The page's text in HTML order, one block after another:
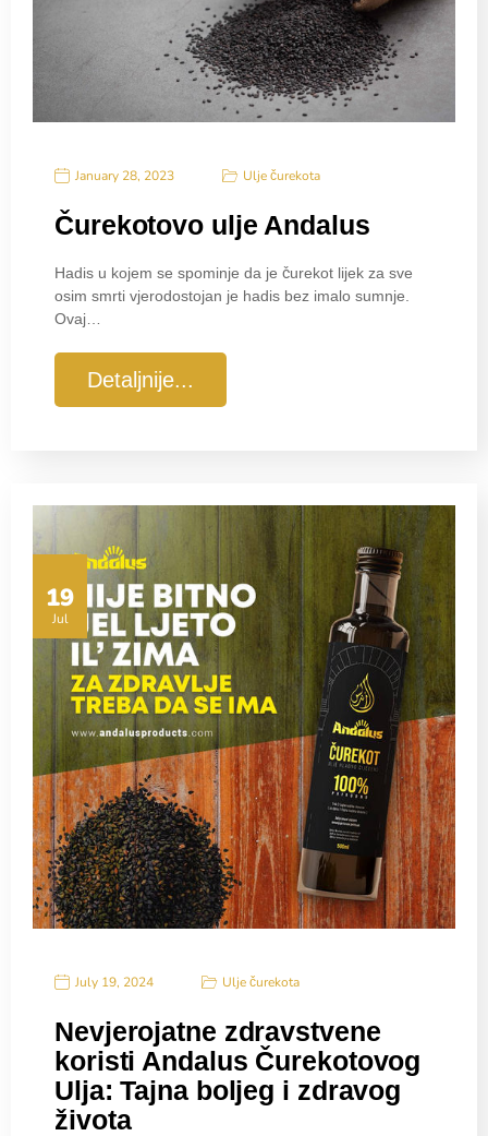
January 28, 2023 Ulje čurekota
Čurekotovo ulje Andalus
Hadis u kojem se spominje da je čurekot lijek za sve
osim smrti vjerodostojan je hadis bez imalo sumnje.
Ovaj…
Detaljnije...
19
Jul
July 19, 2024 Ulje čurekota
Nevjerojatne zdravstvene
koristi Andalus Čurekotovog
Ulja: Tajna boljeg i zdravog
života